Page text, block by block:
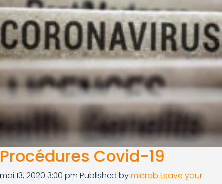
Procédures Covid-19
mai 13, 2020 3:00 pm Published bymicrob Leave your